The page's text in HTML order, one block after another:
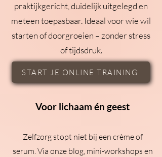
praktijkgericht, duidelijk uitgelegd en
meteen toepasbaar. Ideaal voor wie wil
starten of doorgroeien – zonder stress
of tijdsdruk.
START JE ONLINE TRAINING
Voor lichaam én geest
Zelfzorg stopt niet bij een crème of
serum. Via onze blog, mini-workshops en